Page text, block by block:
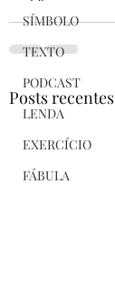
SÍMBOLO
TEXTO
PODCAST
LENDA
EXERCÍCIO
FÁBULA
Posts recentes